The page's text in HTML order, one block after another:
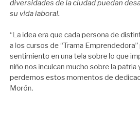
diversidades de la ciudad puedan
su vida laboral.
“La idea era que cada persona de
a los cursos de “Trama
sentimiento en una tela sobre lo que
niño nos inculcan mucho sobre la
perdemos estos momentos de
Morón.